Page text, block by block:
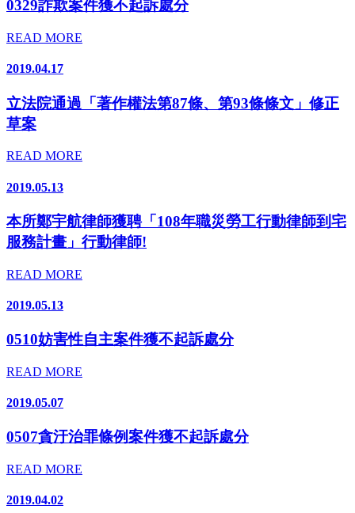
0329詐欺案件獲不起訴處分
READ MORE
2019.04.17
立法院通過「著作權法第87條、第93條條文」修正
草案
READ MORE
2019.05.13
本所鄭宇航律師獲聘「108年職災勞工行動律師到宅
服務計畫」行動律師!
READ MORE
2019.05.13
0510妨害性自主案件獲不起訴處分
READ MORE
2019.05.07
0507貪汙治罪條例案件獲不起訴處分
READ MORE
2019.04.02